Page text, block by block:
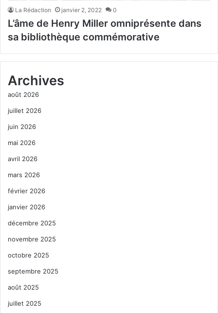
La Rédaction janvier 2, 2022 0
L’âme de Henry Miller omniprésente dans
sa bibliothèque commémorative
Archives
août 2026
juillet 2026
juin 2026
mai 2026
avril 2026
mars 2026
février 2026
janvier 2026
décembre 2025
novembre 2025
octobre 2025
septembre 2025
août 2025
juillet 2025